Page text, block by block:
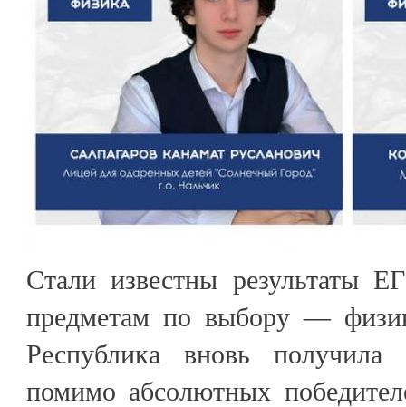
Стали известны результаты
предметам по выбору —
Республика вновь
помимо абсолютных